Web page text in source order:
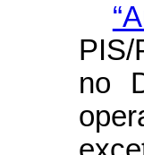
PIS/
no